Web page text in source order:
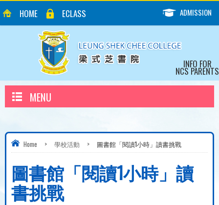
HOME ECLASS ADMISSION
INFO FOR
NCS PARENTS
MENU
Home > 學校活動 > 圖書館「閱讀1小時」讀書挑戰
圖書館「閱讀1小時」讀
書挑戰